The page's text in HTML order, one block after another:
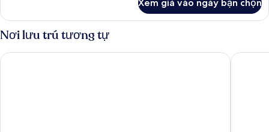
Room
Standard
Xem giá vào ngày bạn chọn
Nơi lưu trú tương tự
Essen's Hotel Hotel